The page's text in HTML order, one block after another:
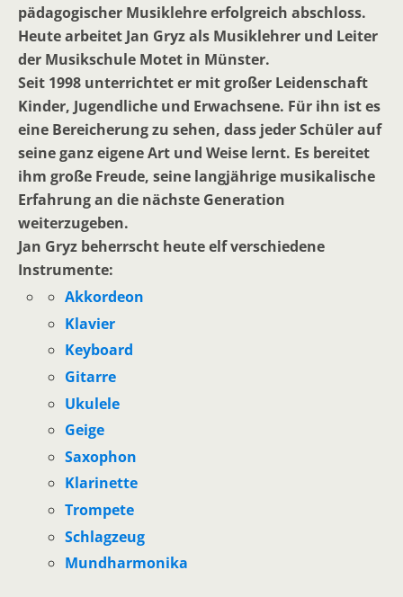
pädagogischer Musiklehre erfolgreich abschloss.
Heute arbeitet Jan Gryz als Musiklehrer und Leiter
der Musikschule Motet in Münster.
Seit 1998 unterrichtet er mit großer Leidenschaft
Kinder, Jugendliche und Erwachsene. Für ihn ist es
eine Bereicherung zu sehen, dass jeder Schüler auf
seine ganz eigene Art und Weise lernt. Es bereitet
ihm große Freude, seine langjährige musikalische
Erfahrung an die nächste Generation
weiterzugeben.
Jan Gryz beherrscht heute elf verschiedene
Instrumente:
Akkordeon
Klavier
Keyboard
Gitarre
Ukulele
Geige
Saxophon
Klarinette
Trompete
Schlagzeug
Mundharmonika